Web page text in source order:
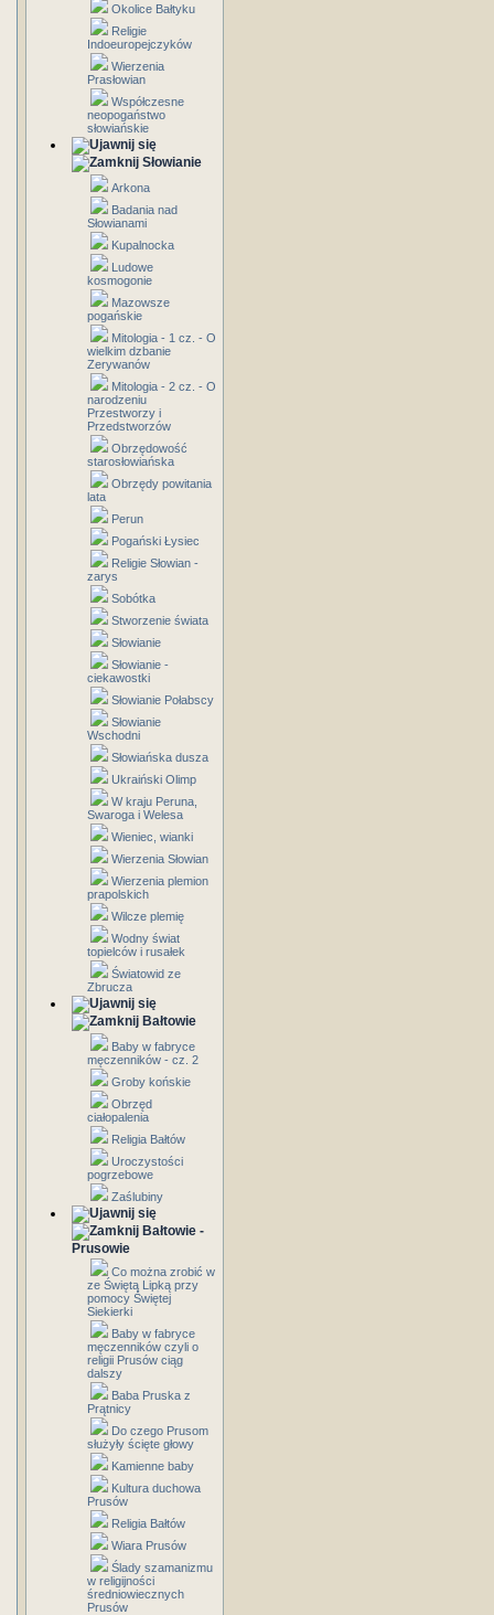
Okolice Bałtyku
Religie
Indoeuropejczyków
Wierzenia
Prasłowian
Współczesne
neopogaństwo
słowiańskie
Słowianie
Arkona
Badania nad
Słowianami
Kupalnocka
Ludowe
kosmogonie
Mazowsze
pogańskie
Mitologia - 1 cz. - O
wielkim dzbanie
Zerywanów
Mitologia - 2 cz. - O
narodzeniu
Przestworzy i
Przedstworzów
Obrzędowość
starosłowiańska
Obrzędy powitania
lata
Perun
Pogański Łysiec
Religie Słowian -
zarys
Sobótka
Stworzenie świata
Słowianie
Słowianie -
ciekawostki
Słowianie Połabscy
Słowianie
Wschodni
Słowiańska dusza
Ukraiński Olimp
W kraju Peruna,
Swaroga i Welesa
Wieniec, wianki
Wierzenia Słowian
Wierzenia plemion
prapolskich
Wilcze plemię
Wodny świat
topielców i rusałek
Światowid ze
Zbrucza
Bałtowie
Baby w fabryce
męczenników - cz. 2
Groby końskie
Obrzęd
ciałopalenia
Religia Bałtów
Uroczystości
pogrzebowe
Zaślubiny
Bałtowie -
Prusowie
Co można zrobić w
ze Świętą Lipką przy
pomocy Świętej
Siekierki
Baby w fabryce
męczenników czyli o
religii Prusów ciąg
dalszy
Baba Pruska z
Prątnicy
Do czego Prusom
służyły ścięte głowy
Kamienne baby
Kultura duchowa
Prusów
Religia Bałtów
Wiara Prusów
Ślady szamanizmu
w religijności
średniowiecznych
Prusów